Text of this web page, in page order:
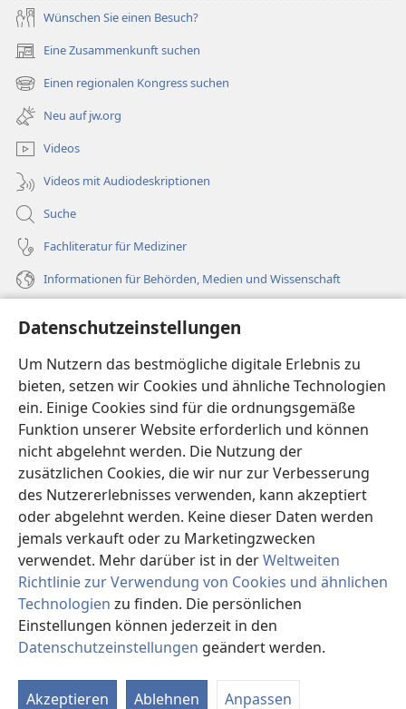
Datenschutzeinstellungen
Um Nutzern das bestmögliche digitale Erlebnis zu
bieten, setzen wir Cookies und ähnliche Technologien
ein. Einige Cookies sind für die ordnungsgemäße
Funktion unserer Website erforderlich und können
nicht abgelehnt werden. Die Nutzung der
zusätzlichen Cookies, die wir nur zur Verbesserung
des Nutzererlebnisses verwenden, kann akzeptiert
oder abgelehnt werden. Keine dieser Daten werden
jemals verkauft oder zu Marketingzwecken
verwendet. Mehr darüber ist in derWeltweiten
Richtlinie zur Verwendung von Cookies und ähnlichen
Technologien zu finden. Die persönlichen
Einstellungen können jederzeit in den
Datenschutzeinstellungen geändert werden.
Akzeptieren Ablehnen Anpassen
Wünschen Sie einen Besuch?
Eine Zusammenkunft suchen
(öffnet
neues
Fenster)
Einen regionalen Kongress suchen
(öffnet
neues
Fenster)
Neu auf jw.org
Videos
Videos mit Audiodeskriptionen
Suche
Fachliteratur für Mediziner
Informationen für Behörden, Medien und Wissenschaft
Spenden
(öffnet
neues
Fenster)Wachtturm ONLINE-BIBLIOTHEK
(öffnet
neues
Fenster)JW Hub®
(öffnet
neues
Fenster)JW Library
Watchtower Library ®
Copyright© 2026 Watch Tower Bible and Tract Society of Pennsylvania.
NUTZUNGSBEDINGUNGEN| DATENSCHUTZERKLÄRUNG
DATENSCHUTZEINSTELLUNGEN